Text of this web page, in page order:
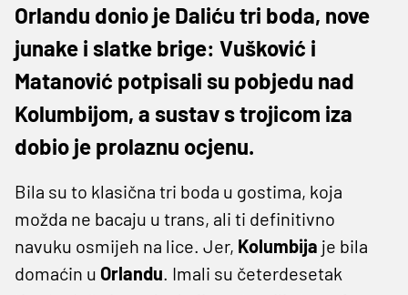
Orlandu donio je Daliću tri boda, nove
junake i slatke brige: Vušković i
Matanović potpisali su pobjedu nad
Kolumbijom, a sustav s trojicom iza
dobio je prolaznu ocjenu.
Bila su to klasična tri boda u gostima, koja
možda ne bacaju u trans, ali ti definitivno
navuku osmijeh na lice. Jer, Kolumbija je bila
domaćin u Orlandu. Imali su četerdesetak